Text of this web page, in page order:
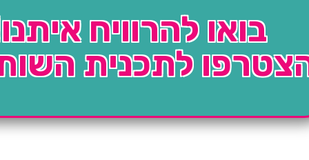
בואו להרוויח
לתכנית